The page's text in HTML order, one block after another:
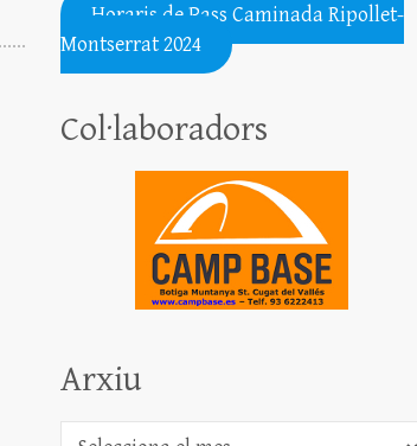
Horaris de Pass Caminada Ripollet-
Montserrat 2024
Col·laboradors
Arxiu
Arxiu